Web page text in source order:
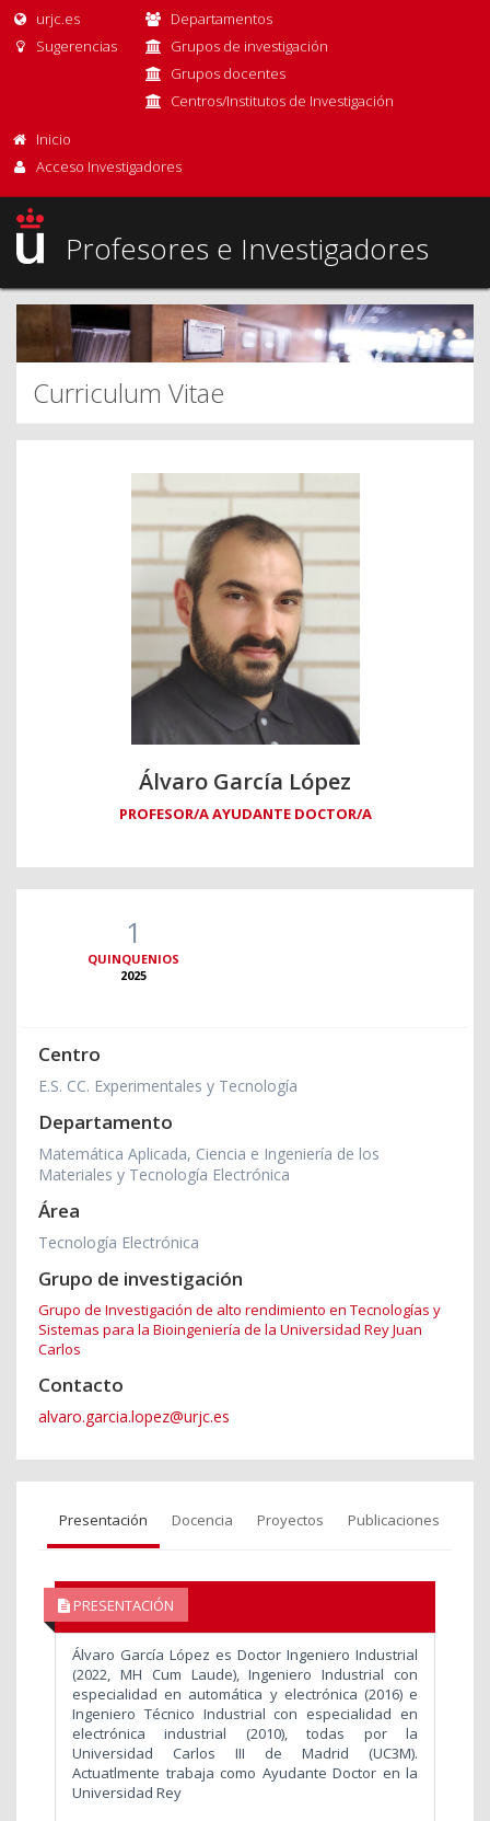
urjc.es
Sugerencias
Departamentos
Grupos de investigación
Grupos docentes
Centros/Institutos de Investigación
Inicio
Acceso Investigadores
Profesores e Investigadores
Curriculum Vitae
Álvaro García López
PROFESOR/A AYUDANTE DOCTOR/A
1
QUINQUENIOS
2025
Centro
E.S. CC. Experimentales y Tecnología
Departamento
Matemática Aplicada, Ciencia e Ingeniería de los
Materiales y Tecnología Electrónica
Área
Tecnología Electrónica
Grupo de investigación
Grupo de Investigación de alto rendimiento en Tecnologías y
Sistemas para la Bioingeniería de la Universidad Rey Juan
Carlos
Contacto
alvaro.garcia.lopez@urjc.es
Presentación Docencia Proyectos Publicaciones
PRESENTACIÓN
Álvaro García López es Doctor Ingeniero Industrial
(2022, MH Cum Laude), Ingeniero Industrial con
especialidad en automática y electrónica (2016) e
Ingeniero Técnico Industrial con especialidad en
electrónica industrial (2010), todas por la
Universidad Carlos III de Madrid (UC3M).
Actuatlmente trabaja como Ayudante Doctor en la
Universidad Rey